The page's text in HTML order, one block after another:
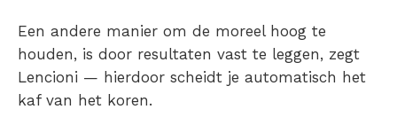
Een andere manier om de moreel hoog te
houden, is door resultaten vast te leggen, zegt
Lencioni — hierdoor scheidt je automatisch het
kaf van het koren.